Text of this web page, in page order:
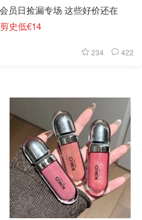
员日捡漏专场 这些好价还在
史低€14
234 422